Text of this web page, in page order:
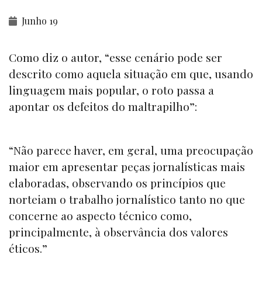
Junho 19
Como diz o autor, “esse cenário pode ser
descrito como aquela situação em que, usando
linguagem mais popular, o roto passa a
apontar os defeitos do maltrapilho”:
“Não parece haver, em geral, uma preocupação
maior em apresentar peças jornalísticas mais
elaboradas, observando os princípios que
norteiam o trabalho jornalístico tanto no que
concerne ao aspecto técnico como,
principalmente, à observância dos valores
éticos.”